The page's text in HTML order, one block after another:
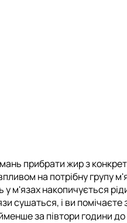
прибрати жир з
на потрібну групу
у м'язах накопичується
сушаться, і ви помічаєте
за півтори години